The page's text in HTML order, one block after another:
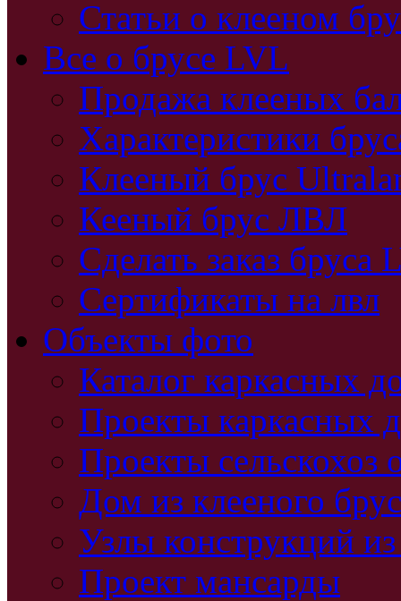
Статьи о клееном
Все о брусе LVL
Продажа клееных
Характеристики
Клееный брус
Кееный брус ЛВЛ
Сделать заказ бруса
Сертификаты на лвл
Объекты фото
Каталог каркасных
Проекты каркасных
Проекты сельскохоз
Дом из клееного
Узлы конструкций
Проект мансарды